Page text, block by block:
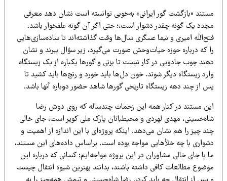
«بازگشت گور ایرانی» به‌خوبی توانسته است نشان دهد معرفی
یک گونه چقدر دشوار است،؛ حتی اگر آن گونه علفخوار باشد.
امیری و نیما عسگری سال‌ها وقت گذاشته‌اند تا ساده‌سازی‌هایی
که درباره حوزه حیات‌وحش صورت می‌گیرد، زیر سؤال ببرند و نشان
چوب جادویی در کار نیست تا بزنی و گورها یکباره از یک زیستگاه
زیستگاه دیگر شوند. خون دل‌ها باید خورد و رنج‌ها باید کشید تا
از چند دهه زیستگاه تاریخی گورها شاهد حضور دوباره آنها باشد.
مستند در کنار همه این زحمات چندساله که روی دوش رضا
مهدی لهردی و محیطبانان پارک ملی کویر است، جای خالی
چیز را هم نشان می‌دهد. اینکه پروژه‌ای با این اندازه از اهمیت و
با چه خلأهایی مواجه بوده است. براساس داده‌های این مستند،
با جای خالی مشاوران در این پروژه مواجه‌ایم؛ کسانی که درباره این
مطالعات کافی داشته باشند، بدانند بهترین شیوه انتقال چیست